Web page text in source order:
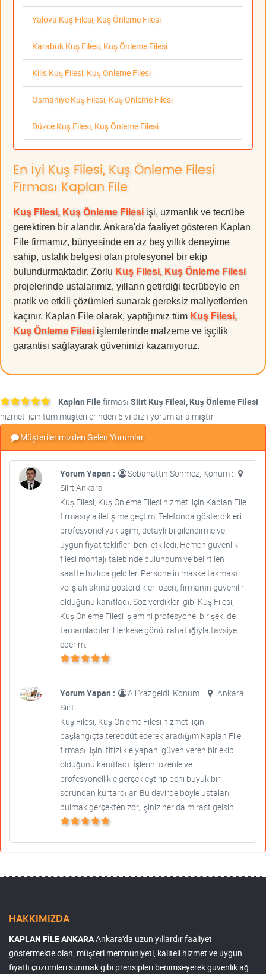
Yalova Kuş Filesi, Kuş Önleme Filesi
Karabük Kuş Filesi, Kuş Önleme Filesi
Kilis Kuş Filesi, Kuş Önleme Filesi
Osmaniye Kuş Filesi, Kuş Önleme Filesi
Düzce Kuş Filesi, Kuş Önleme Filesi
En İyi Kuş Filesi, Kuş Önleme Filesi
Firması Kaplan File
Kuş Filesi, Kuş Önleme Filesi işi, uzmanlık ve tecrübe
gerektiren bir alandır. Ankara'da faaliyet gösteren Kaplan
File firmamız, bünyesinde en az beş yıllık deneyime
sahip, ustalık belgesi olan profesyonel bir ekip
bulundurmaktadır. Zorlu Kuş Filesi, Kuş Önleme Filesi
projelerinde ustalarımız, yılların getirdiği tecrübeyle en
pratik ve etkili çözümleri sunarak gereksiz maliyetlerden
kaçınır. Kaplan File olarak, yaptığımız tüm Kuş Filesi,
Kuş Önleme Filesi işlemlerinde malzeme ve işçilik
garantisi sağlayarak güveninizi kazanıyoruz.
Kaplan Filefirması Siirt Kuş Filesi, Kuş Önleme Filesi
hizmeti için tüm müşterilerinden 5 yıldızlı yorumlar almıştır.
Müşterilerimizden Gelen Yorumlar
Yorum Yapan :
Sebahattin Sönmez, Konum :
Siirt Ankara
Kuş Filesi, Kuş Önleme Filesi hizmeti için Kaplan File
firmasıyla iletişime geçtim. Telefonda gösterdikleri
profesyonel yaklaşım, detaylı bilgilendirme ve
uygun fiyat teklifleri beni etkiledi. Hemen güvenlik
filesi montajı talebinde bulundum ve belirtilen
saatte hızlıca geldiler. Personelin maske takması
ve iş ahlakına gösterdikleri özen, firmanın güvenilir
olduğunu kanıtladı. Söz verdikleri gibi Kuş Filesi,
Kuş Önleme Filesi işlemini profesyonel bir şekilde
tamamladılar. Herkese gönül rahatlığıyla tavsiye
ederim.
Yorum Yapan : Ali Yazgeldi, Konum :
Ankara
Siirt
Kuş Filesi, Kuş Önleme Filesi hizmeti için
başlangıçta tereddüt ederek aradığım Kaplan File
firması, işini titizlikle yapan, güven veren bir ekip
olduğunu kanıtladı. İşlerini özenle ve
profesyonellikle gerçekleştirip beni büyük bir
sorundan kurtardılar. Bu devirde böyle ustaları
bulmak gerçekten zor, işiniz her daim rast gelsin
HAKKIMIZDA
KAPLAN FİLE ANKARAAnkara'da uzun yıllardır faaliyet
göstermekte olan, müşteri memnuniyeti, kaliteli hizmet ve uygun
fiyatlı çözümleri sunmak gibi prensipleri benimseyerek güvenlik ağ